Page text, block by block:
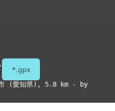
*.gpx
(愛知県) , 5.8 km - by